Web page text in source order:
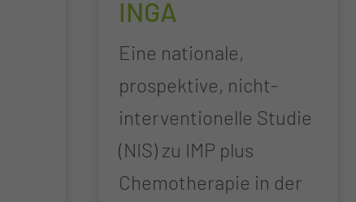
INGA
Eine nationale,
prospektive, nicht-
interventionelle Studie
(NIS) zu IMP plus
Chemotherapie in der